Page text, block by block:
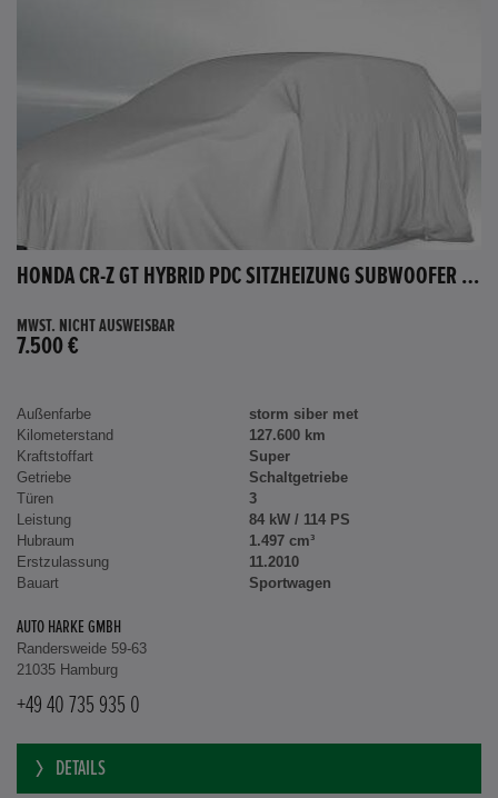
HONDA CR-Z GT HYBRID PDC SITZHEIZUNG SUBWOOFER BLUETOOTH
MWST. NICHT AUSWEISBAR
7.500 €
Außenfarbe
storm siber met
Kilometerstand
127.600 km
Kraftstoffart
Super
Getriebe
Schaltgetriebe
Türen
3
Leistung
84 kW / 114 PS
Hubraum
1.497 cm³
Erstzulassung
11.2010
Bauart
Sportwagen
AUTO HARKE GMBH
Randersweide 59-63
21035 Hamburg
+49 40 735 935 0
DETAILS